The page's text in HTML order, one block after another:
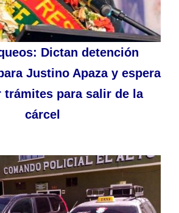
Dictan detención
Justino Apaza y espera
trámites para salir de la
cárcel